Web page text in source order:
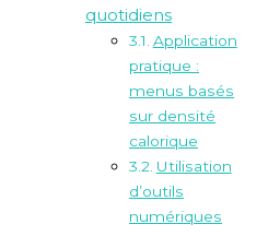
quotidiens
Application
pratique :
menus basés
sur densité
calorique
Utilisation
d’outils
numériques